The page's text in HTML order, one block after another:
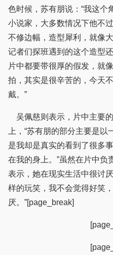
色时候，苏有朋说：“我这个
小说家，大多数情况下他不
不修边幅，造型犀利，就像
记者们探班遇到的这个造型
片中都要带很厚的假发，就
拍，其实是很辛苦的，今天
戴。”
吴佩慈则表示，片中主要
上，“苏有朋的部分主要是
是我却是真实的看到了很多
在我的身上。”虽然在片中负
表示，她在现实生活中很讨
样的玩笑，我不会觉得好笑
厌。”[page_break]